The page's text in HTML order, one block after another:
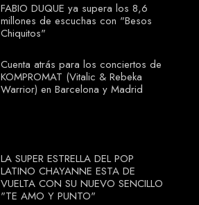
FABIO DUQUE ya supera los 8,6
millones de escuchas con "Besos
Chiquitos"
Cuenta atrás para los conciertos de
KOMPROMAT (Vitalic & Rebeka
Warrior) en Barcelona y Madrid
LA SUPER ESTRELLA DEL POP
LATINO CHAYANNE ESTA DE
VUELTA CON SU NUEVO SENCILLO
"TE AMO Y PUNTO"